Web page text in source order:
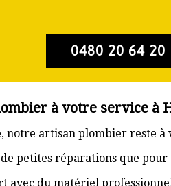
0480 20 64 20
à votre service à
notre artisan plombier reste à
petites réparations que
avec du matériel